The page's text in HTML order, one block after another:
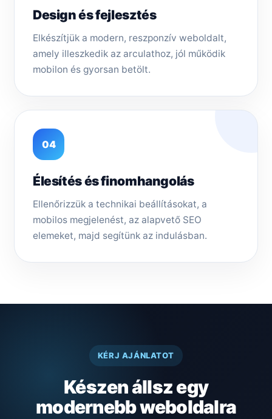
Design és fejlesztés
Elkészítjük a modern, reszponzív weboldalt,
amely illeszkedik az arculathoz, jól működik
mobilon és gyorsan betölt.
04
Élesítés és finomhangolás
Ellenőrizzük a technikai beállításokat, a
mobilos megjelenést, az alapvető SEO
elemeket, majd segítünk az indulásban.
KÉRJ AJÁNLATOT
Készen állsz egy
modernebb weboldalra